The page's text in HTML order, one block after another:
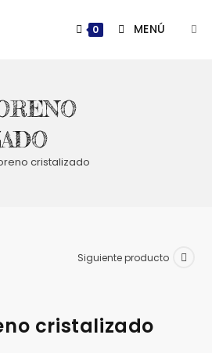
0 MENÚ
cristalizado
Siguiente producto
cristalizado